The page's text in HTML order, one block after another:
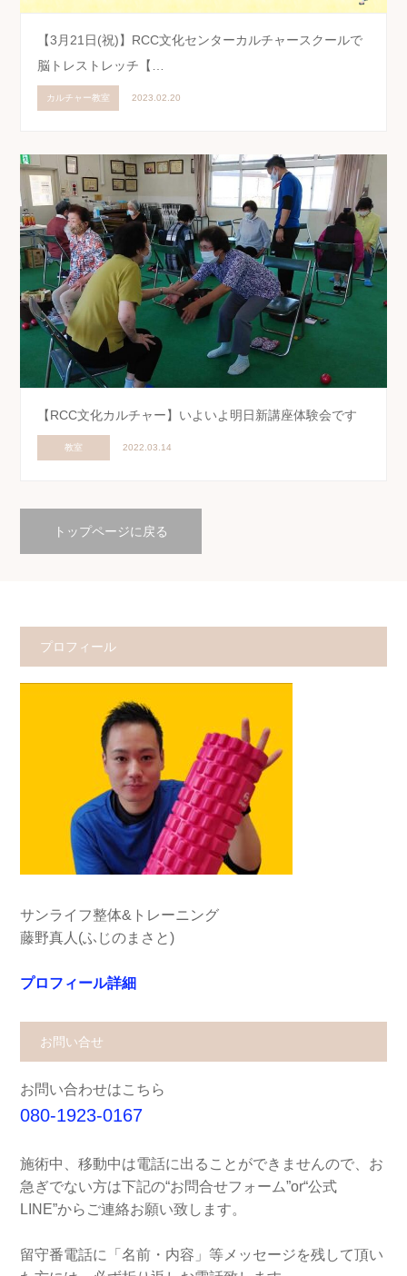
【3月21日(祝)】RCC文化センターカルチャースクールで
脳トレストレッチ【…
カルチャー教室 2023.02.20
【RCC文化カルチャー】いよいよ明日新講座体験会です
教室 2022.03.14
トップページに戻る
プロフィール
サンライフ整体&トレーニング
藤野真人(ふじのまさと)
プロフィール詳細
お問い合せ
お問い合わせはこちら
080-1923-0167
施術中、移動中は電話に出ることができませんので、お
急ぎでない方は下記の“お問合せフォーム”or“公式
LINE”からご連絡お願い致します。
留守番電話に「名前・内容」等メッセージを残して頂い